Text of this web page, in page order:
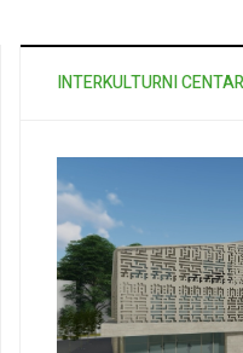
INTERKULTURNI